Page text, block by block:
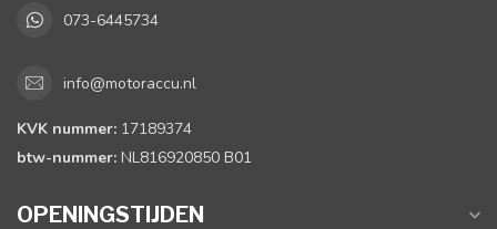
073-6445734
info@motoraccu.nl
KVK nummer: 17189374
btw-nummer: NL816920850 B01
OPENINGSTIJDEN